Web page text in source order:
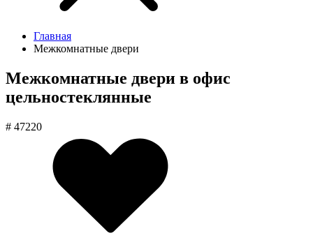
Главная
Межкомнатные двери
Межкомнатные двери в офис
цельностеклянные
# 47220